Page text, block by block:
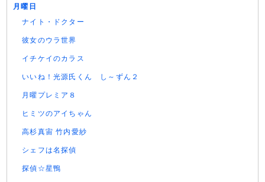
月曜日
ナイト・ドクター
彼女のウラ世界
イチケイのカラス
いいね！光源氏くん し～ずん２
月曜プレミア８
ヒミツのアイちゃん
高杉真宙 竹内愛紗
シェフは名探偵
探偵☆星鴨